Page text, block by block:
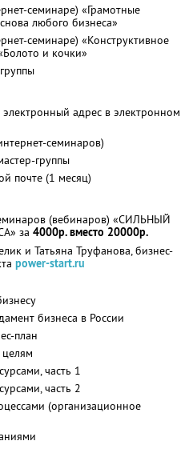
семинаре) «Грамотные
любого бизнеса»
семинаре) «Конструктивное
и кочки»
адрес в электронном
семинаров)
группы
почте (1 месяц)
(вебинаров) «СИЛЬНЫЙ
за 4000р. вместо 20000р.
и Татьяна Труфанова, бизнес-
power-start.ru
бизнеса в России
план
часть 1
часть 2
(организационное